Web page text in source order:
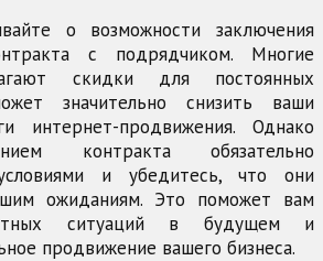
о возможности заключения
с подрядчиком. Многие
скидки для постоянных
значительно снизить ваши
интернет-продвижения. Однако
контракта обязательно
и убедитесь, что они
ожиданиям. Это поможет вам
ситуаций в будущем и
продвижение вашего бизнеса.